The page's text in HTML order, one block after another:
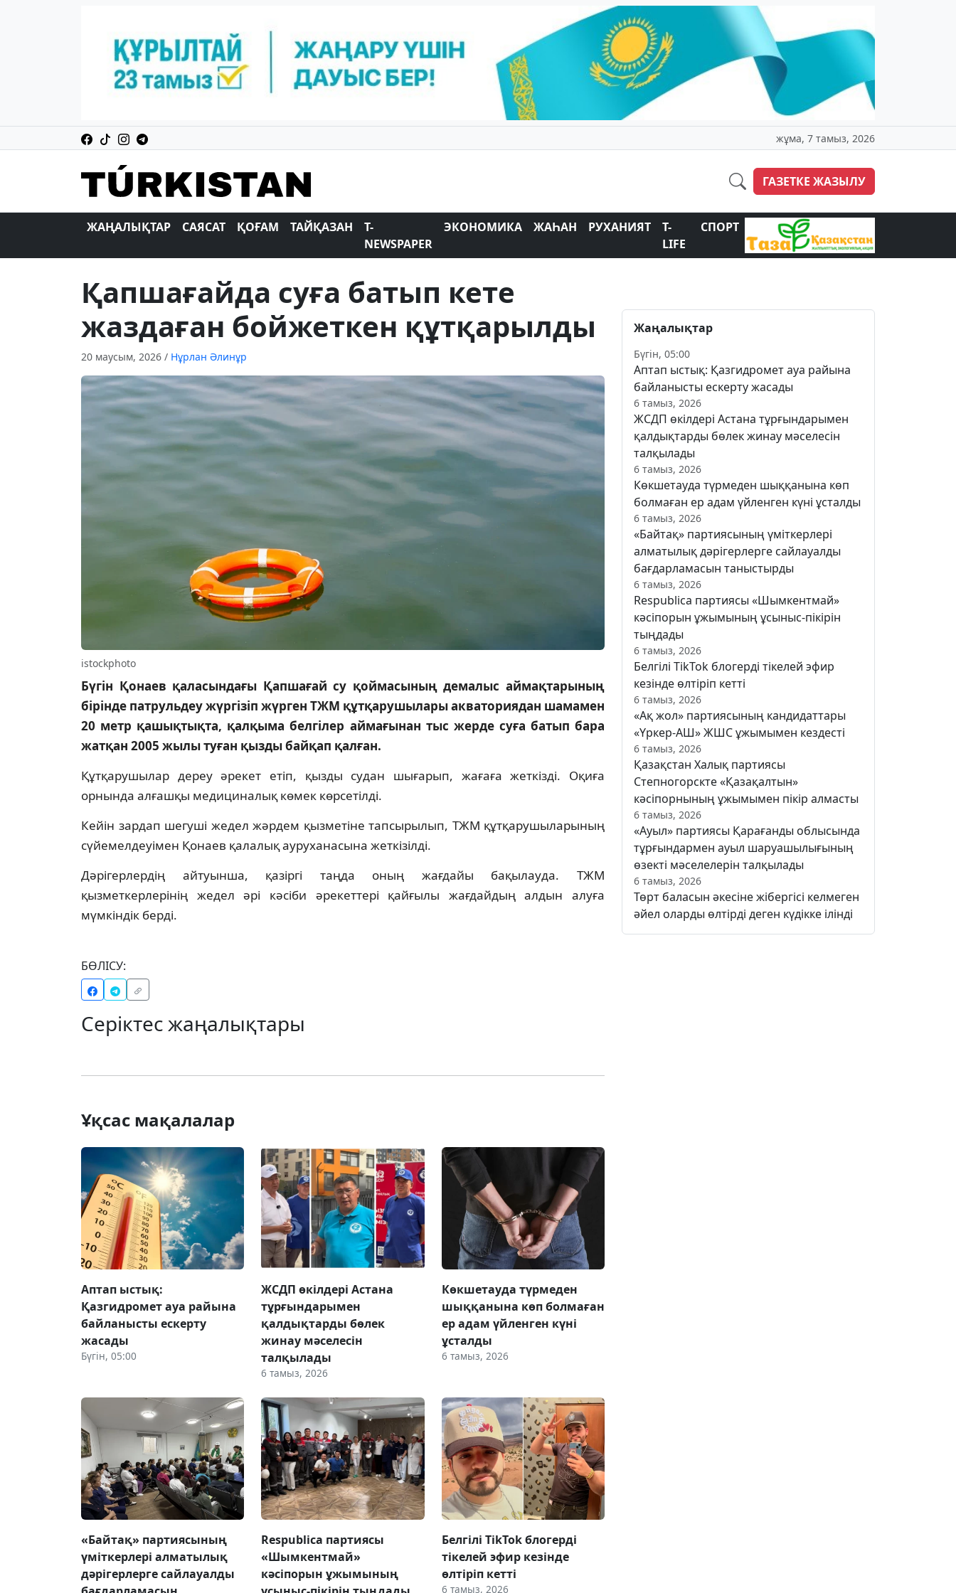
жұма, 7 тамыз, 2026
ГАЗЕТКЕ ЖАЗЫЛУ
ЖАҢАЛЫҚТАР САЯСАТ ҚОҒАМ ТАЙҚАЗАН
T-
NEWSPAPER
ЭКОНОМИКА ЖАҺАН РУХАНИЯТ
T-
LIFE
СПОРТ
Қапшағайда суға батып кете
жаздаған бойжеткен құтқарылды
20 маусым, 2026 / Нұрлан Әлинұр
istockphoto
Бүгін Қонаев қаласындағы Қапшағай су қоймасының демалыс аймақтарының
бірінде патрульдеу жүргізіп жүрген ТЖМ құтқарушылары акваториядан шамамен
20 метр қашықтықта, қалқыма белгілер аймағынан тыс жерде суға батып бара
жатқан 2005 жылы туған қызды байқап қалған.
Құтқарушылар дереу әрекет етіп, қызды судан шығарып, жағаға жеткізді. Оқиға
орнында алғашқы медициналық көмек көрсетілді.
Кейін зардап шегуші жедел жәрдем қызметіне тапсырылып, ТЖМ құтқарушыларының
сүйемелдеуімен Қонаев қалалық ауруханасына жеткізілді.
Дәрігерлердің айтуынша, қазіргі таңда оның жағдайы бақылауда. ТЖМ
қызметкерлерінің жедел әрі кәсіби әрекеттері қайғылы жағдайдың алдын алуға
мүмкіндік берді.
БӨЛІСУ:
Серіктес жаңалықтары
Ұқсас мақалалар
Аптап ыстық:
Қазгидромет ауа райына
байланысты ескерту
жасады
Бүгін, 05:00
ЖСДП өкілдері Астана
тұрғындарымен
қалдықтарды бөлек
жинау мәселесін
талқылады
6 тамыз, 2026
Көкшетауда түрмеден
шыққанына көп болмаған
ер адам үйленген күні
ұсталды
6 тамыз, 2026
«Байтақ» партиясының
үміткерлері алматылық
дәрігерлерге сайлауалды
Respublica партиясы
«Шымкентмай»
кәсіпорын ұжымының
Белгілі TikTok блогерді
тікелей эфир кезінде
өлтіріп кетті
6 тамыз, 2026
Жаңалықтар
Бүгін, 05:00
Аптап ыстық: Қазгидромет ауа райына
байланысты ескерту жасады
6 тамыз, 2026
ЖСДП өкілдері Астана тұрғындарымен
қалдықтарды бөлек жинау мәселесін
талқылады
6 тамыз, 2026
Көкшетауда түрмеден шыққанына көп
болмаған ер адам үйленген күні ұсталды
6 тамыз, 2026
«Байтақ» партиясының үміткерлері
алматылық дәрігерлерге сайлауалды
бағдарламасын таныстырды
6 тамыз, 2026
Respublica партиясы «Шымкентмай»
кәсіпорын ұжымының ұсыныс-пікірін
тыңдады
6 тамыз, 2026
Белгілі TikTok блогерді тікелей эфир
кезінде өлтіріп кетті
6 тамыз, 2026
«Ақ жол» партиясының кандидаттары
«Үркер-АШ» ЖШС ұжымымен кездесті
6 тамыз, 2026
Қазақстан Халық партиясы
Степногорскте «Қазақалтын»
кәсіпорнының ұжымымен пікір алмасты
6 тамыз, 2026
«Ауыл» партиясы Қарағанды облысында
тұрғындармен ауыл шаруашылығының
өзекті мәселелерін талқылады
6 тамыз, 2026
Төрт баласын әкесіне жібергісі келмеген
әйел оларды өлтірді деген күдікке ілінді